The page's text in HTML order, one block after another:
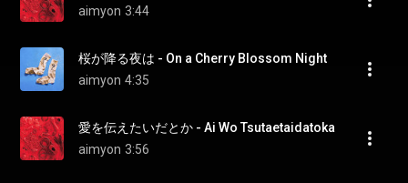
aimyon 3:44
桜が降る夜は - On a Cherry Blossom Night
aimyon 4:35
愛を伝えたいだとか - Ai Wo Tsutaetaidatoka
aimyon 3:56